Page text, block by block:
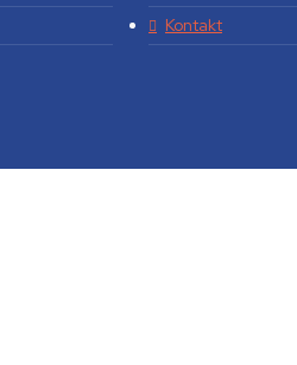
Kontakt